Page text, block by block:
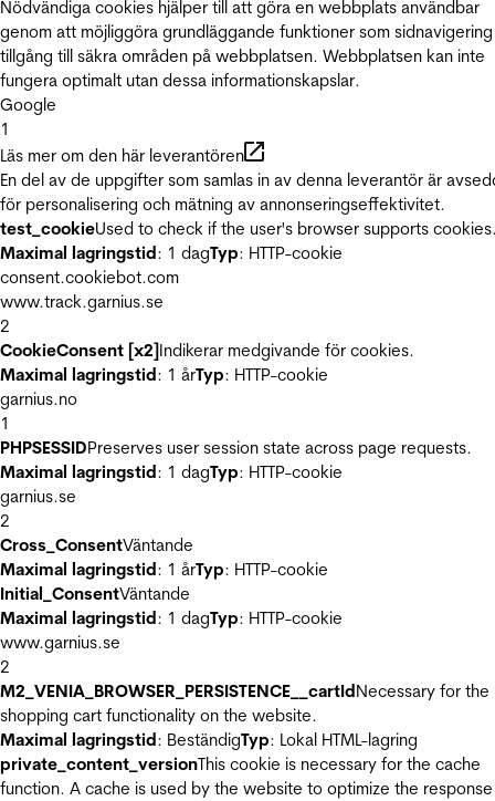
Nödvändiga cookies hjälper till att göra en webbplats användbar
genom att möjliggöra grundläggande funktioner som
tillgång till säkra områden på webbplatsen. Webbplatsen kan inte
fungera optimalt utan dessa informationskapslar.
Google
1
Läs mer om den här leverantören
En del av de uppgifter som samlas in av denna leverantör är
för personalisering och mätning av annonseringseffektivitet.
test_cookieUsed to check if the user's browser supports
Maximal lagringstid: 1 dagTyp: HTTP-cookie
consent.cookiebot.com
www.track.garnius.se
2
CookieConsent [x2]Indikerar medgivande för cookies.
Maximal lagringstid: 1 årTyp: HTTP-cookie
garnius.no
1
PHPSESSIDPreserves user session state across page requests.
Maximal lagringstid: 1 dagTyp: HTTP-cookie
garnius.se
2
Cross_ConsentVäntande
Maximal lagringstid: 1 årTyp: HTTP-cookie
Initial_ConsentVäntande
Maximal lagringstid: 1 dagTyp: HTTP-cookie
www.garnius.se
2
M2_VENIA_BROWSER_PERSISTENCE__cartIdNecessary for the
shopping cart functionality on the website.
Maximal lagringstid: BeständigTyp: Lokal HTML-lagring
private_content_versionThis cookie is necessary for the cache
function. A cache is used by the website to optimize the